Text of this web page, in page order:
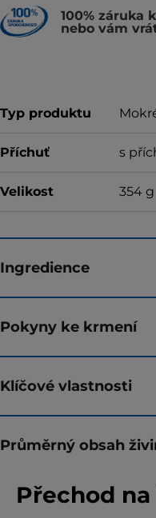
100% záruka
nebo vám
Typ produktu
Příchuť s
Velikost 354 g
Ingredience
Pokyny ke krmení
Klíčové vlastnosti
Průměrný obsah
Přechod na